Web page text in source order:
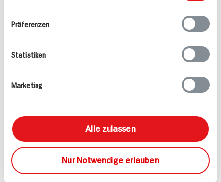
Präferenzen
Statistiken
Marketing
Alle zulassen
Nur Notwendige erlauben
Marktfinder
Unser Magazin